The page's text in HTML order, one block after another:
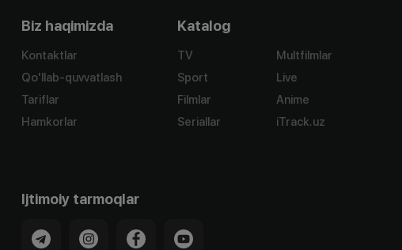
Biz haqimizda
Kontaktlar
Qo'llab-quvvatlash
Tariflar
Hamkorlar
Katalog
TV
Sport
Filmlar
Seriallar
Multfilmlar
Live
Anime
iTrack.uz
Ijtimoiy tarmoqlar